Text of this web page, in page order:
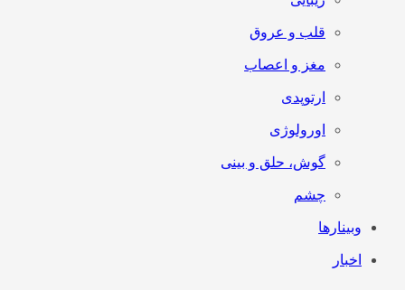
قلب و عروق
مغز و اعصاب
ارتوپدی
اورولوژی
گوش، حلق و بینی
چشم
وبینارها
اخبار